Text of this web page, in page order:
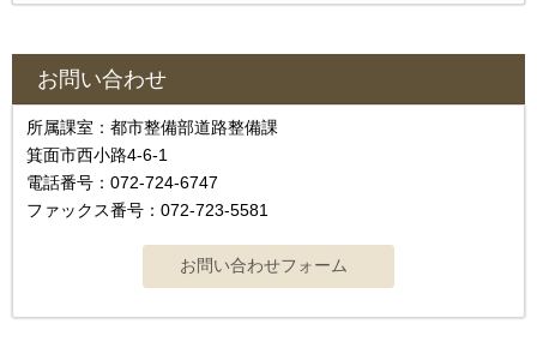
お問い合わせ
所属課室：都市整備部道路整備課
箕面市西小路4-6-1
電話番号：072-724-6747
ファックス番号：072-723-5581